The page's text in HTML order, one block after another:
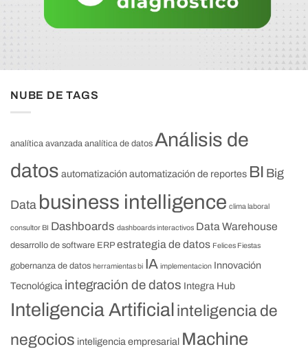
NUBE DE TAGS
analítica avanzada analítica de datos Análisis de
datos automatizaciónautomatización de reportes BI Big
Data business intelligence clima laboral
consultor BI Dashboards dashboards interactivos Data Warehouse
desarrollo de software ERP estrategia de datos Felices Fiestas
gobernanza de datos herramientas bi IA implementacion Innovación
Tecnológica integración de datos Integra Hub
Inteligencia Artificial inteligencia de
negocios inteligencia empresarial Machine